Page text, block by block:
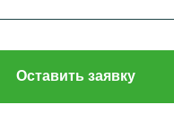
Оставить заявку